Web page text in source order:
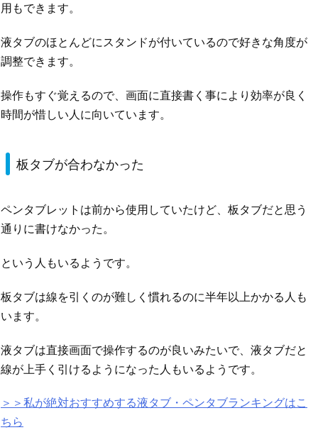
用もできます。
液タブのほとんどにスタンドが付いているので好きな角度が
調整できます。
操作もすぐ覚えるので、画面に直接書く事により効率が良く
時間が惜しい人に向いています。
板タブが合わなかった
ペンタブレットは前から使用していたけど、板タブだと思う
通りに書けなかった。
という人もいるようです。
板タブは線を引くのが難しく慣れるのに半年以上かかる人も
います。
液タブは直接画面で操作するのが良いみたいで、液タブだと
線が上手く引けるようになった人もいるようです。
＞＞私が絶対おすすめする液タブ・ペンタブランキングはこ
ちら